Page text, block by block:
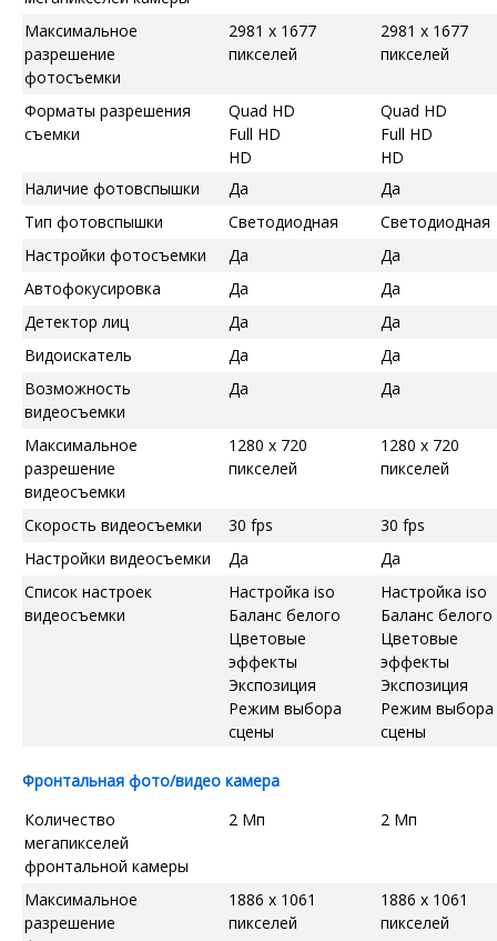
Максимальное
разрешение
фотосъемки
2981 x 1677
пикселей
2981 x 1677
пикселей
Форматы разрешения
съемки
Quad HD
Full HD
HD
Quad HD
Full HD
HD
Наличие фотовспышки
Да
Да
Тип фотовспышки
Светодиодная
Светодиодная
Настройки фотосъемки
Да
Да
Автофокусировка
Да
Да
Детектор лиц
Да
Да
Видоискатель
Да
Да
Возможность
видеосъемки
Да Да
Максимальное
разрешение
видеосъемки
1280 x 720
пикселей
1280 x 720
пикселей
Скорость видеосъемки 30 fps
30 fps
Настройки видеосъемки
Да
Да
Список настроек
видеосъемки
Настройка iso
Баланс белого
Цветовые
эффекты
Экспозиция
Режим выбора
сцены
Настройка iso
Баланс белого
Цветовые
эффекты
Экспозиция
Режим выбора
сцены
Фронтальная фото/видео камера
Количество
мегапикселей
фронтальной камеры
2 Мп 2 Мп
Максимальное
разрешение
1886 x 1061
пикселей
1886 x 1061
пикселей